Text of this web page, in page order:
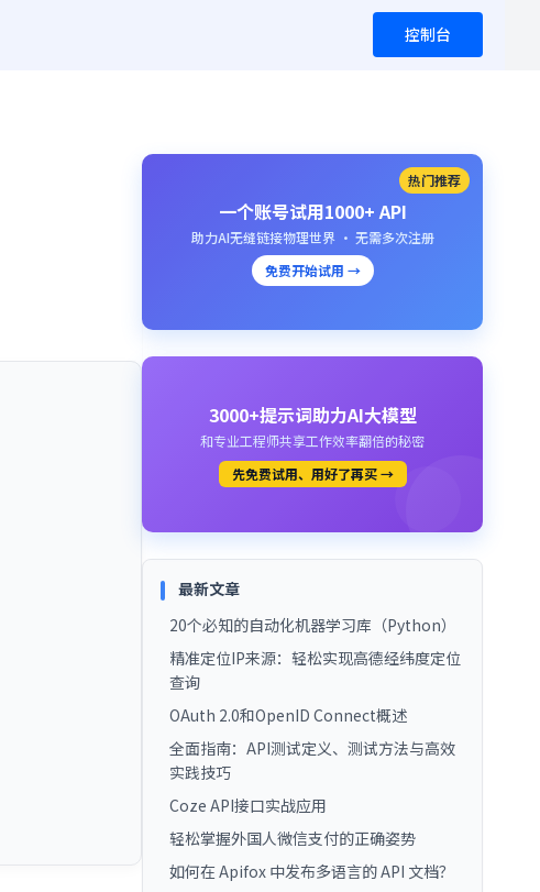
控制台
热门推荐
一个账号试用1000+ API
助力AI无缝链接物理世界 · 无需多次注册
免费开始试用 →
3000+提示词助力AI大模型
和专业工程师共享工作效率翻倍的秘密
先免费试用、用好了再买 →
最新文章
20个必知的自动化机器学习库（Python）
精准定位IP来源：轻松实现高德经纬度定位
查询
OAuth 2.0和OpenID Connect概述
全面指南：API测试定义、测试方法与高效
实践技巧
Coze API接口实战应用
轻松掌握外国人微信支付的正确姿势
如何在 Apifox 中发布多语言的 API 文档？